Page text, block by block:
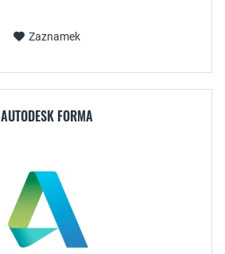
Zaznamek
AUTODESK FORMA